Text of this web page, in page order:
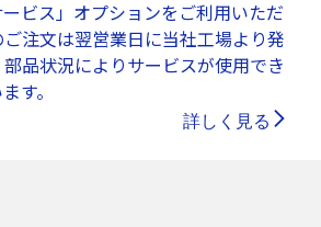
ービス」オプションをご利用いただ
ご注文は翌営業日に当社工場より発
品状況によりサービスが使用でき
す。
詳しく見る